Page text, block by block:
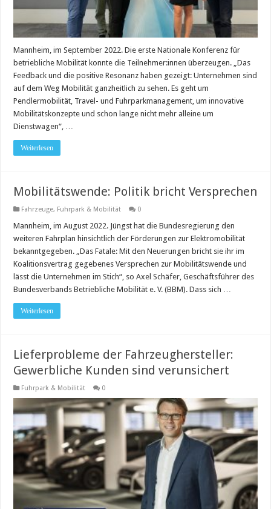
Mannheim, im September 2022. Die erste Nationale Konferenz für
betriebliche Mobilität konnte die Teilnehmer:innen überzeugen. „Das
Feedback und die positive Resonanz haben gezeigt: Unternehmen sind
auf dem Weg Mobilität ganzheitlich zu sehen. Es geht um
Pendlermobilität, Travel- und Fuhrparkmanagement, um innovative
Mobilitätskonzepte und schon lange nicht mehr alleine um
Dienstwagen“, …
Weiterlesen
Mobilitätswende: Politik bricht Versprechen
Fahrzeuge, Fuhrpark & Mobilität 0
Mannheim, im August 2022. Jüngst hat die Bundesregierung den
weiteren Fahrplan hinsichtlich der Förderungen zur Elektromobilität
bekanntgegeben. „Das Fatale: Mit den Neuerungen bricht sie ihr im
Koalitionsvertrag gegebenes Versprechen zur Mobilitätswende und
lässt die Unternehmen im Stich“, so Axel Schäfer, Geschäfts­führer des
Bundesverbands Betriebliche Mobilität e. V. (BBM). Dass sich …
Weiterlesen
Lieferprobleme der Fahrzeughersteller:
Gewerbliche Kunden sind verunsichert
Fuhrpark & Mobilität 0